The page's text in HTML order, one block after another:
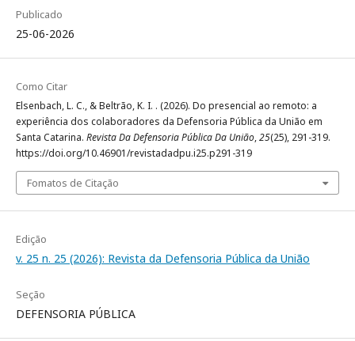
Publicado
25-06-2026
Como Citar
Elsenbach, L. C., & Beltrão, K. I. . (2026). Do presencial ao remoto: a
experiência dos colaboradores da Defensoria Pública da União em
Santa Catarina. Revista Da Defensoria Pública Da União,25(25), 291-319.
https://doi.org/10.46901/revistadadpu.i25.p291-319
Fomatos de Citação
Edição
v. 25 n. 25 (2026): Revista da Defensoria Pública da União
Seção
DEFENSORIA PÚBLICA